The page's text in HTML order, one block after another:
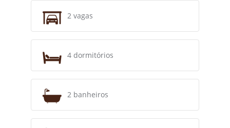
2 vagas
4 dormitórios
2 banheiros